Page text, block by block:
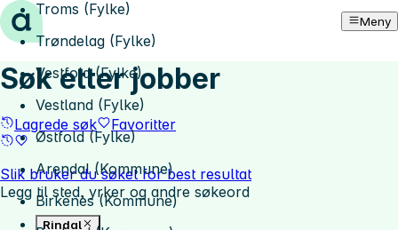
Hopp til innhold Meny
Søk etter jobber
Lagrede søk Favoritter
Slik bruker du søket for best resultat
Legg til sted, yrker og andre søkeord
Rindal
Troms (Fylke)
Trøndelag (Fylke)
Vestfold (Fylke)
Vestland (Fylke)
Østfold (Fylke)
Arendal (Kommune)
Birkenes (Kommune)